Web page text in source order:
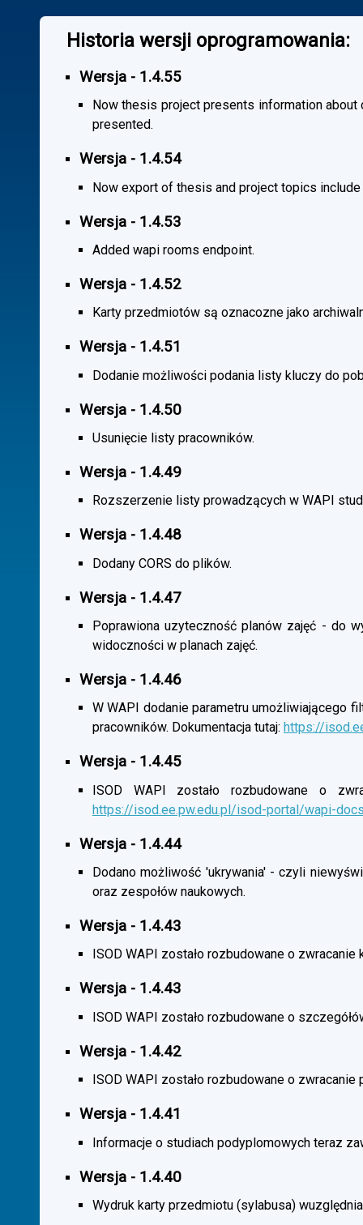
Historia wersji oprogramowania:
Wersja - 1.4.55
Now thesis project presents information
presented.
Wersja - 1.4.54
Now export of thesis and project topics
Wersja - 1.4.53
Added wapi rooms endpoint.
Wersja - 1.4.52
Karty przedmiotów są oznacozne jako
Wersja - 1.4.51
Dodanie możliwości podania listy kluczy do
Wersja - 1.4.50
Usunięcie listy pracowników.
Wersja - 1.4.49
Rozszerzenie listy prowadzących w WAPI
Wersja - 1.4.48
Dodany CORS do plików.
Wersja - 1.4.47
Poprawiona uzyteczność planów zajęć - do
widoczności w planach zajęć.
Wersja - 1.4.46
W WAPI dodanie parametru umożliwiającego
pracowników. Dokumentacja tutaj: https://
Wersja - 1.4.45
ISOD WAPI zostało rozbudowane o
https://isod.ee.pw.edu.pl/isod-portal/wapi-
Wersja - 1.4.44
Dodano możliwość 'ukrywania' - czyli
oraz zespołów naukowych.
Wersja - 1.4.43
ISOD WAPI zostało rozbudowane o
Wersja - 1.4.43
ISOD WAPI zostało rozbudowane o
Wersja - 1.4.42
ISOD WAPI zostało rozbudowane o zwracanie
Wersja - 1.4.41
Informacje o studiach podyplomowych teraz
Wersja - 1.4.40
Wydruk karty przedmiotu (sylabusa)